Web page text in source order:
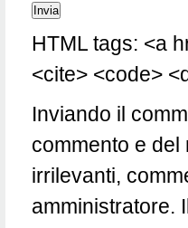
HTML tags: <a
<cite> <code>
Inviando il
commento e
irrilevanti,
amministratore.